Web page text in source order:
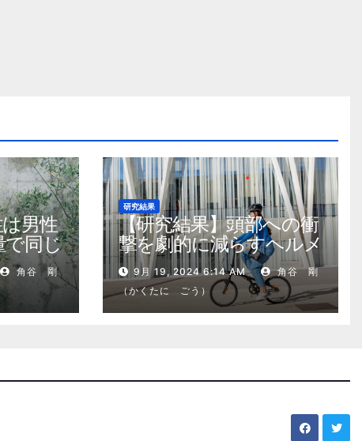
男性
で同じ
角谷 剛
研究結果
【研究結果】頭部への衝
撃を劇的に減らすヘルメ
ット内部パッド
9月 19, 2024 6:14 AM
角谷 剛
（かくたに ごう）